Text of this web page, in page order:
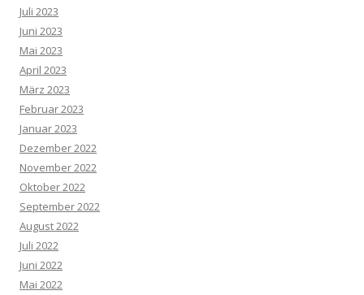
Juli 2023
Juni 2023
Mai 2023
April 2023
März 2023
Februar 2023
Januar 2023
Dezember 2022
November 2022
Oktober 2022
September 2022
August 2022
Juli 2022
Juni 2022
Mai 2022